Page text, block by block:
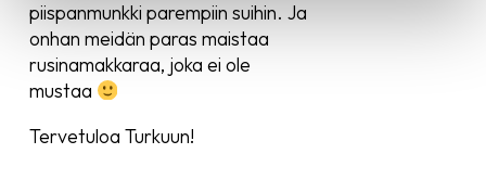
piispanmunkki parempiin suihin. Ja
onhan meidän paras maistaa
rusinamakkaraa, joka ei ole
mustaa
Tervetuloa Turkuun!